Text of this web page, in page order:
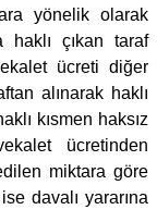
yönelik olarak
haklı çıkan taraf
ücreti diğer
alınarak haklı
kısmen haksız
ücretinden
miktara göre
davalı yararına